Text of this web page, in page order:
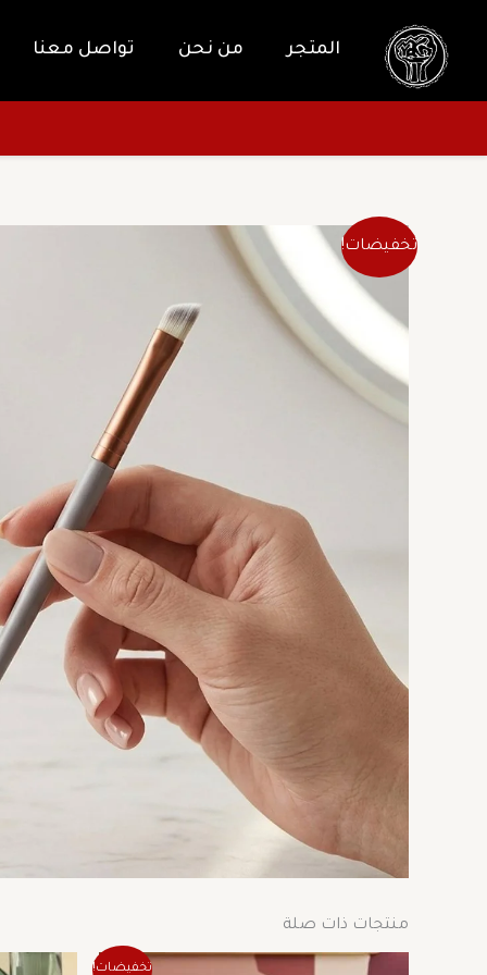
المحتوى
المتجر من نحن تواصل معنا
تخفيضات!
منتجات ذات صلة
تخفيضات!
السعرالسعرهناك